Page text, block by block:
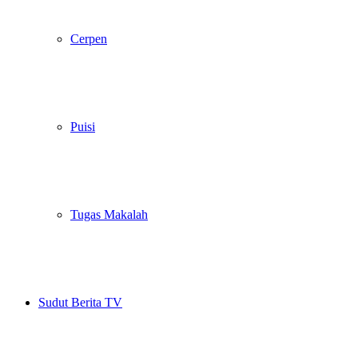
Cerpen
Puisi
Tugas Makalah
Sudut Berita TV